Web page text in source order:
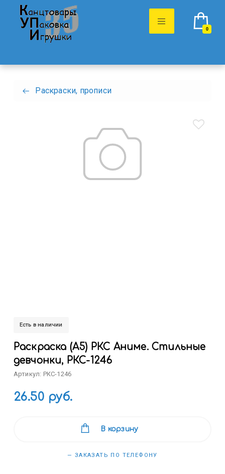
0
Раскраски, прописи
Есть в наличии
Раскраска (А5) РКС Аниме. Стильные
девчонки, РКС-1246
Артикул: РКС-1246
26.50 руб.
В корзину
— ЗАКАЗАТЬ ПО ТЕЛЕФОНУ